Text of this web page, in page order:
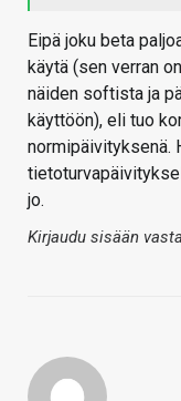
Eipä joku beta
käytä (sen verran
näiden softista ja
käyttöön), eli tuo
normipäivityksenä.
jo.
Kirjaudu sisään